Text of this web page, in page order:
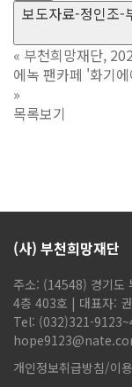
보도자료-정인조-
« 부천희망재단,
에녹 팬카페 '화기
»
목록보기
(사) 부천희망재단
주소: (14548) 경기도
4층 403호 | 대표자:
Tel: (032)321-
개인정보취급방침/이